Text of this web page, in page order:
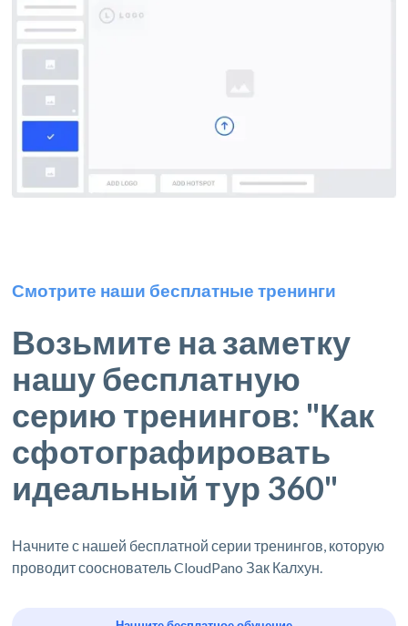
Смотрите наши бесплатные тренинги
Возьмите на заметку
нашу бесплатную
серию тренингов: "Как
сфотографировать
идеальный тур 360"
Начните с нашей бесплатной серии тренингов, которую
проводит сооснователь CloudPano Зак Калхун.